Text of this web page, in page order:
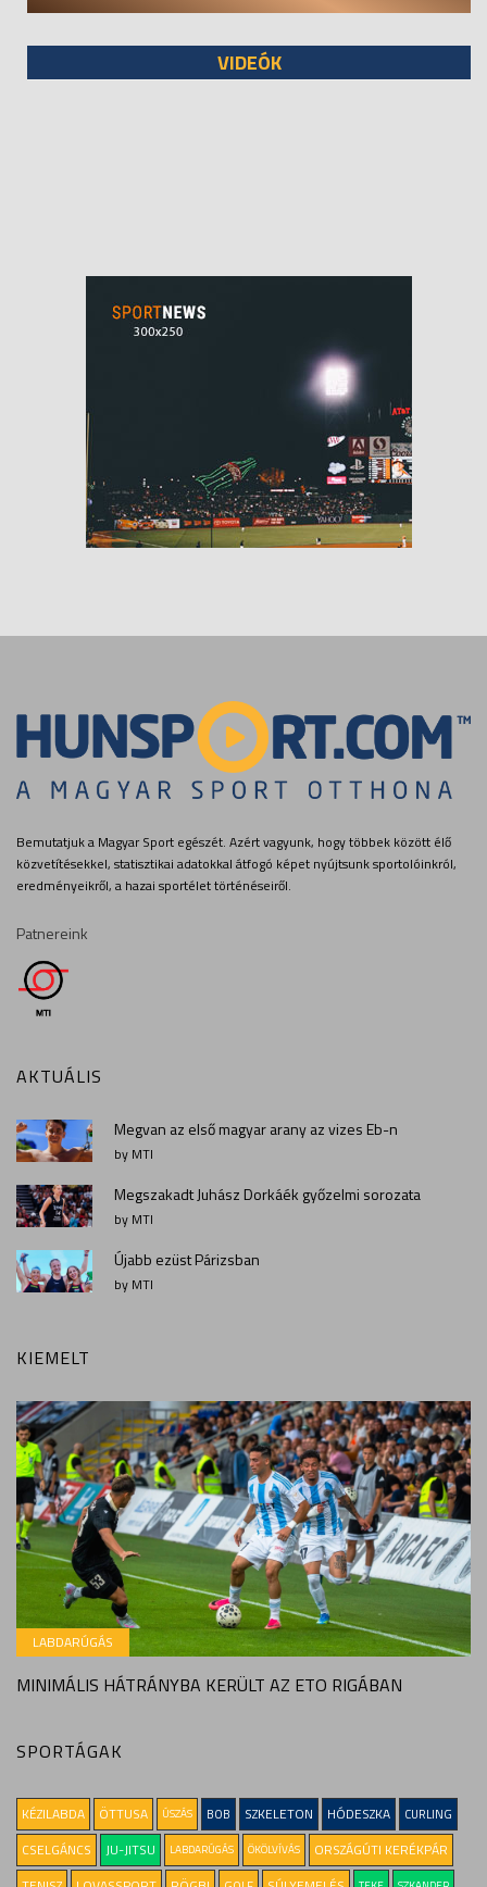
VIDEÓK
Bemutatjuk a Magyar Sport egészét. Azért vagyunk, hogy többek között élő
közvetítésekkel, statisztikai adatokkal átfogó képet nyújtsunk sportolóinkról,
eredményeikről, a hazai sportélet történéseiről.
Patnereink
AKTUÁLIS
Megvan az első magyar arany az vizes Eb-n
by MTI
Megszakadt Juhász Dorkáék győzelmi sorozata
by MTI
Újabb ezüst Párizsban
by MTI
KIEMELT
LABDARÚGÁS
MINIMÁLIS HÁTRÁNYBA KERÜLT AZ ETO RIGÁBAN
SPORTÁGAK
KÉZILABDA ÖTTUSA ÚSZÁS BOB SZKELETON HÓDESZKA CURLING
CSELGÁNCS JU-JITSU LABDARÚGÁS ÖKÖLVÍVÁS
ORSZÁGÚTI KERÉKPÁR